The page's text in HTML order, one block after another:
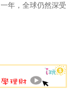
年，全球仍然深受